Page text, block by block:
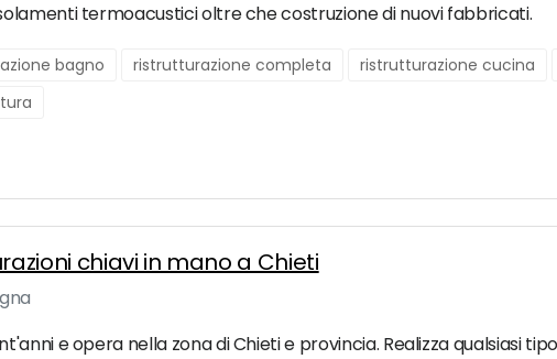
termoacustici oltre che costruzione di nuovi fabbricati.
bagno ristrutturazione completa ristrutturazione cucina
chiavi in mano a Chieti
e opera nella zona di Chieti e provincia. Realizza qualsiasi